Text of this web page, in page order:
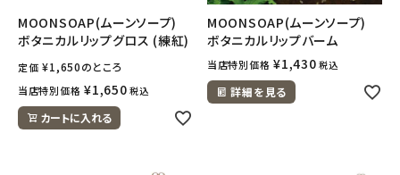
MOONSOAP(ムーンソープ)
ボタニカルリップグロス (練紅)
定価 ¥1,650のところ
当店特別価格 ¥1,650 税込
カートに入れる
MOONSOAP(ムーンソープ)
ボタニカルリップバーム
当店特別価格 ¥1,430 税込
詳細を見る